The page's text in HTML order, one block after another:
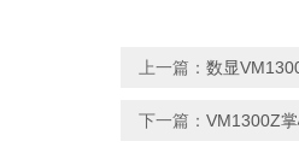
上一篇： 数显
下一篇： VM1300Z